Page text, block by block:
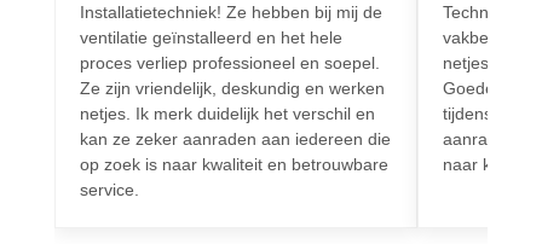
Installatietechniek! Ze hebben bij mij de
ventilatie geïnstalleerd en het hele
proces verliep professioneel en soepel.
Ze zijn vriendelijk, deskundig en werken
netjes. Ik merk duidelijk het verschil en
kan ze zeker aanraden aan iedereen die
op zoek is naar kwaliteit en betrouwbare
service.
Techniek!
netjes en
Goede
tijdens het
aanrader
naar